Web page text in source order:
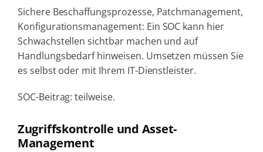
Sichere Beschaffungsprozesse, Patchmanagement,
Konfigurationsmanagement: Ein SOC kann hier
Schwachstellen sichtbar machen und auf
Handlungsbedarf hinweisen. Umsetzen müssen Sie
es selbst oder mit Ihrem IT-Dienstleister.
SOC-Beitrag: teilweise.
Zugriffskontrolle und Asset-
Management